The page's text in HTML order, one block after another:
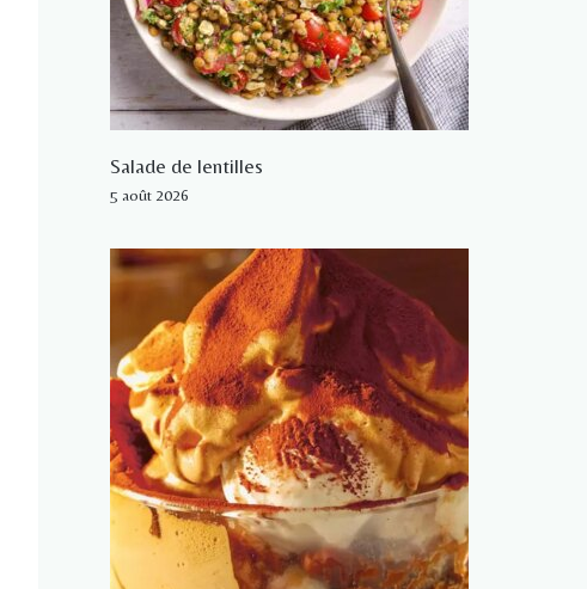
Salade de lentilles
5 août 2026